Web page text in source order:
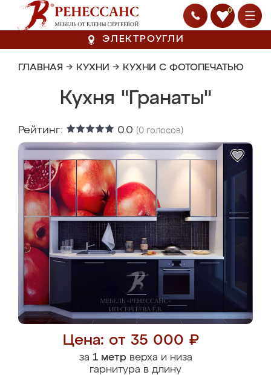
0
ЭЛЕКТРОУГЛИ
ГЛАВНАЯ → КУХНИ → КУХНИ С ФОТОПЕЧАТЬЮ
Кухня "Гранаты"
Рейтинг: 0.0 (0 голосов)
Цена: от 35 000 ₽
за 1 метрверха и низа
гарнитура в длину